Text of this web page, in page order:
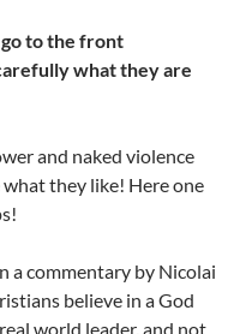
to the front
what they are
and naked violence
they like! Here one
a commentary by Nicolai
believe in a God
world leader, and not